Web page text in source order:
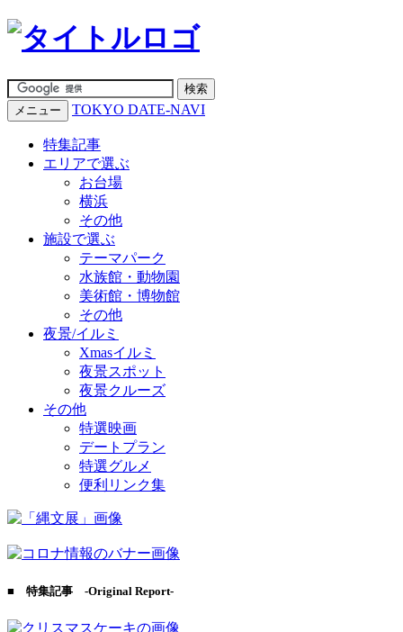
メニュー TOKYO DATE-NAVI
特集記事
エリアで選ぶ
お台場
横浜
その他
施設で選ぶ
テーマパーク
水族館・動物園
美術館・博物館
その他
夜景/イルミ
Xmasイルミ
夜景スポット
夜景クルーズ
その他
特選映画
デートプラン
特選グルメ
便利リンク集
■ 特集記事 -Original Report-